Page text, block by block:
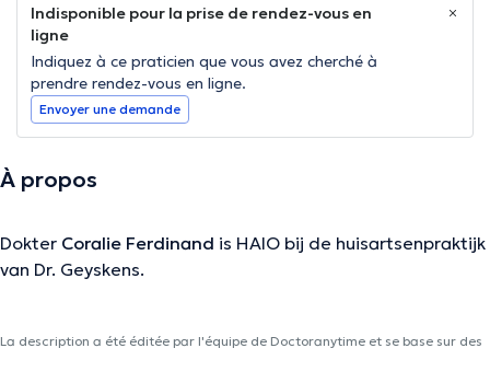
Indisponible pour la prise de rendez-vous en
ligne
Indiquez à ce praticien que vous avez cherché à
prendre rendez-vous en ligne.
Envoyer une demande
À propos
Dokter Coralie Ferdinand is HAIO bij de huisartsenpraktijk
van Dr. Geyskens.
La description a été éditée par l'équipe de Doctoranytime et se base sur des